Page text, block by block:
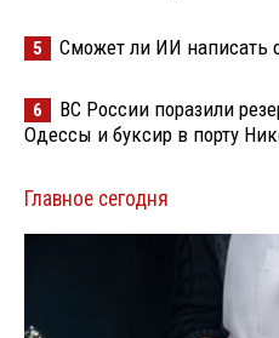
5 Сможет ли ИИ написать
6
ВС России поразили
Одессы и буксир в порту
Главное сегодня